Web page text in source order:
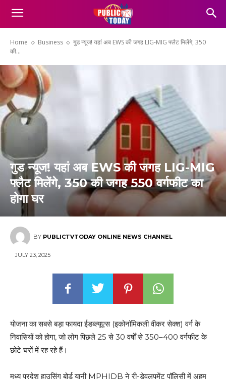
Home Business
गुड न्यूज! यहां अब EWS की जगह LIG-MIG फ्लैट मिलेंगे, 350
की...
गुड न्यूज! यहां अब EWS की जगह LIG-MIG
फ्लैट मिलेंगे, 350 की जगह 550 वर्गफीट का
होगा घर
BY PUBLICTVTODAY ONLINE NEWS CHANNEL
JULY 23, 2025
योजना का सबसे बड़ा फायदा ईडब्ल्यूएस (इकोनॉमिकली वीकर सेक्श) वर्ग के
निवासियों को होगा, जो लोग पिछले 25 से 30 वर्षों से 350–400 वर्गफीट के
छोटे घरों में रह रहे हैं।
मध्य प्रदेश हाउसिंग बोर्ड यानी MPHIDB ने री-डेवलपमेंट पॉलिसी में अहम